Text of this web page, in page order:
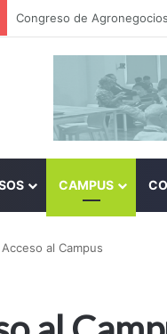
CAMPUS
al Campus